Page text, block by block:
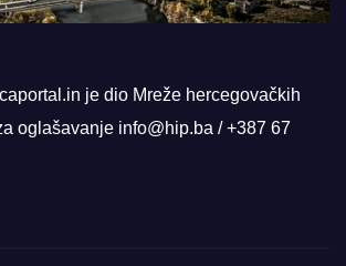
je dio Mreže hercegovačkih
oglašavanje info@hip.ba / +387 67